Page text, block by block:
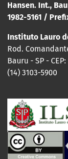
Hansen. Int.,
1982-5161 /
Instituto Lauro
Rod.
Bauru - SP - CEP:
(14) 3103-5900